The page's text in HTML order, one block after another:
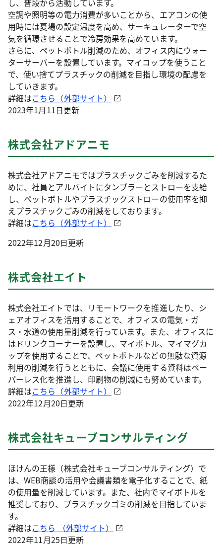
し、普段から活動しています。
空調や照明等の電力消費が多いことから、エアコンの使
用時には夏場の設定温度を高め、サーキュレーターで空
気を循環させることで冷房効果を高めています。
さらに、ペットボトル削減のため、オフィス内にウォー
ターサーバーを設置しています。マイコップを使うこと
で、使い捨てプラスチックの削減を目指し環境の配慮を
していきます。
詳細はこちら（外部サイト）
2023年1月11日更新
株式会社アドアニモ
株式会社アドアニモではプラスチックごみを削減するた
めに、社員とアルバイトにタンブラーとストローを支給
し、ペットボトルやプラスチックストローの使用率を抑
えプラスチックごみの削減をしております。
詳細はこちら（外部サイト）
2022年12月20日更新
株式会社エイト
株式会社エイトでは、リモートワークを推進したり、シ
ェアオフィスを活用することで、オフィスの電気・ガ
ス・水道の使用量削減を行っています。また、オフィスに
はドリンクコーナーを設置し、マイボトル、マイマグカ
ップを使用することで、ペットボトルなどの無駄な資源
利用の削減を行うとともに、会議に使用する資料はペー
パーレス化を推進し、印刷物の削減にも努めています。
詳細はこちら（外部サイト）
2022年12月20日更新
株式会社キューブコンサルティング
ほけんの王様（株式会社キューブコンサルティング）で
は、WEB商談の活用や会議書類を電子化することで、紙
の使用量を削減しています。また、社内でマイボトルを
推奨しており、プラスチックゴミの削減を目指していま
す。
詳細はこちら （外部サイト）
2022年11月25日更新